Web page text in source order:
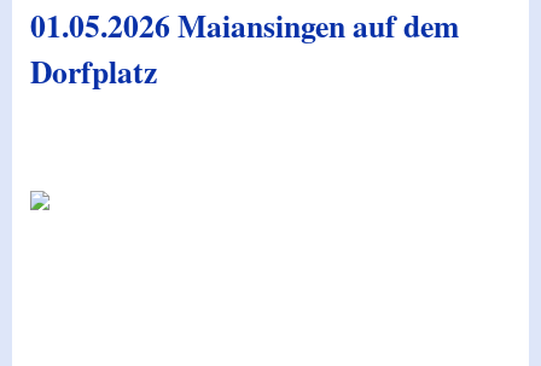
01.05.2026 Maiansingen auf dem
Dorfplatz